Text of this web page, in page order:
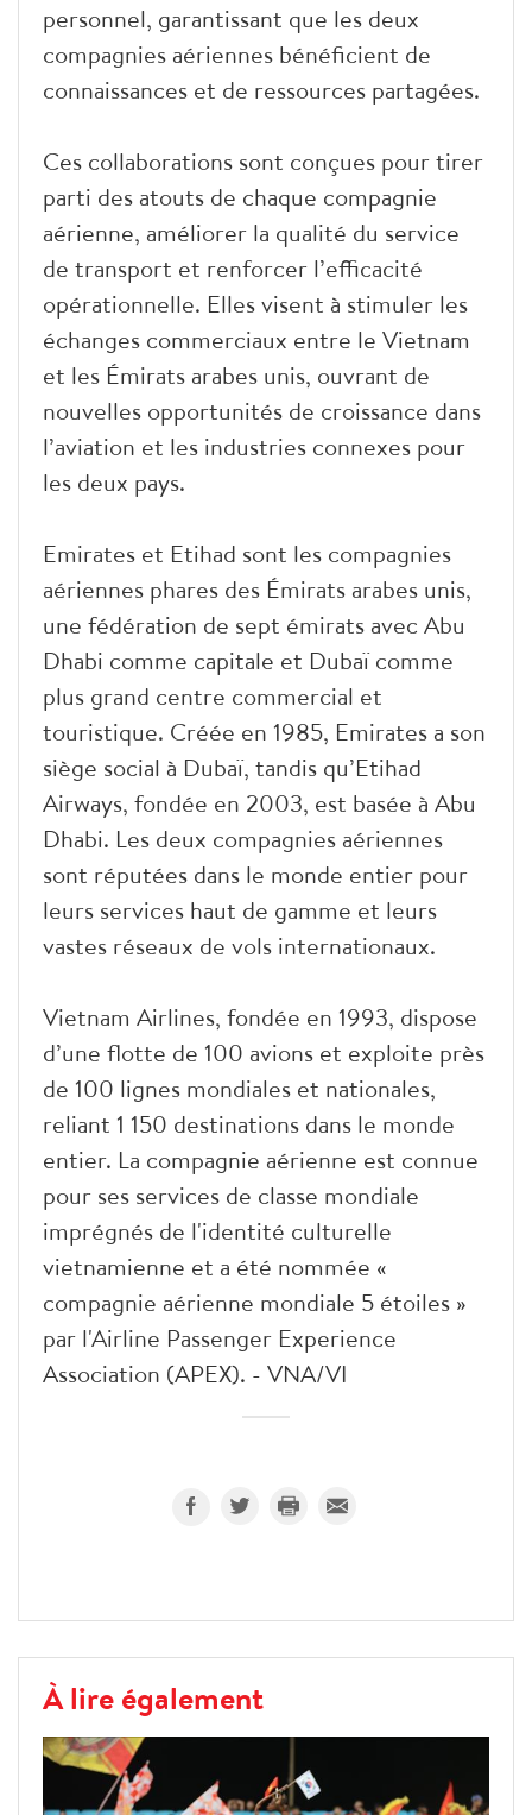
personnel, garantissant que les deux
compagnies aériennes bénéficient de
connaissances et de ressources partagées.
Ces collaborations sont conçues pour tirer
parti des atouts de chaque compagnie
aérienne, améliorer la qualité du service
de transport et renforcer l’efficacité
opérationnelle. Elles visent à stimuler les
échanges commerciaux entre le Vietnam
et les Émirats arabes unis, ouvrant de
nouvelles opportunités de croissance dans
l’aviation et les industries connexes pour
les deux pays.
Emirates et Etihad sont les compagnies
aériennes phares des Émirats arabes unis,
une fédération de sept émirats avec Abu
Dhabi comme capitale et Dubaï comme
plus grand centre commercial et
touristique. Créée en 1985, Emirates a son
siège social à Dubaï, tandis qu’Etihad
Airways, fondée en 2003, est basée à Abu
Dhabi. Les deux compagnies aériennes
sont réputées dans le monde entier pour
leurs services haut de gamme et leurs
vastes réseaux de vols internationaux.
Vietnam Airlines, fondée en 1993, dispose
d’une flotte de 100 avions et exploite près
de 100 lignes mondiales et nationales,
reliant 1 150 destinations dans le monde
entier. La compagnie aérienne est connue
pour ses services de classe mondiale
imprégnés de l'identité culturelle
vietnamienne et a été nommée «
compagnie aérienne mondiale 5 étoiles »
par l'Airline Passenger Experience
Association (APEX). - VNA/VI
À lire également